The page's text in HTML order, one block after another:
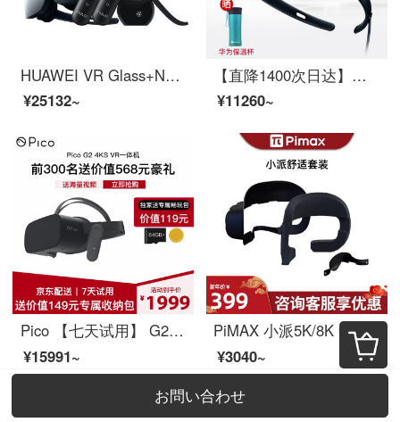
HUAWEI VR Glass+NOLO CV1 Air 无线游戏套装 华为vr眼镜 VR一体机 体感游戏 3D影院 VR游戏
¥25132~
【直降1400次日达】华为VR眼镜Glass智能眼睛cv10投屏3D一体机Mate40P40通用 华为VR眼镜-VR Glass-晒单送礼包
¥11260~
Pico 【七天试用】 G2 4KS VR眼镜一体机6DOF无线玩电脑Steam游戏3D电影 Pico G2 4KS VR一体机
¥15991~
PiMAX 小派5K/8K 舒适面罩 VR眼镜眼罩面罩 3d眼镜配件 防漏光 舒适套装护脸棉 PiMAX舒适套装（预购）
¥3040~
お問い合わせ